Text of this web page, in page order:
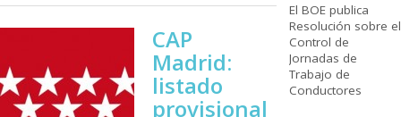
CAP
Madrid:
listado
provisional
El BOE publica
Resolución sobre el
Control de
Jornadas de
Trabajo de
Conductores